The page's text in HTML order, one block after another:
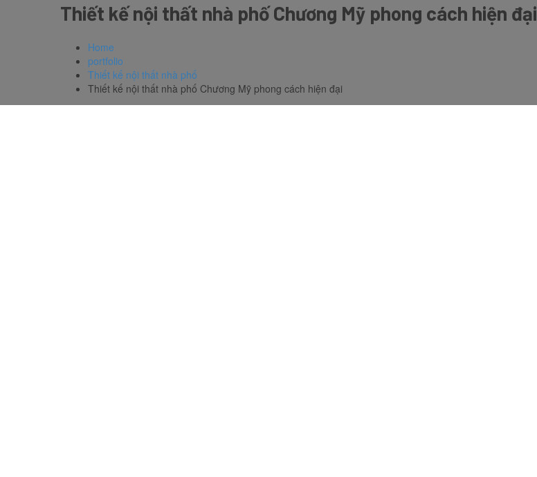
Thiết kế nội thất nhà phố Chương Mỹ phong cách hiện đại
Home
portfolio
Thiết kế nội thất nhà phố
Thiết kế nội thất nhà phố Chương Mỹ phong cách hiện đại